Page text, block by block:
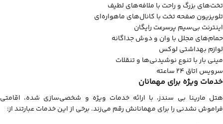
تخت‌های بزرگ و راحت با ملافه‌های لطیف
تلویزیون صفحه تخت با کانال‌های ماهواره‌ای
اینترنت بی‌سیم پرسرعت رایگان
حمام‌های مجلل با وان و دوش جداگانه
لوازم بهداشتی لوکس
مینی بار با تنوع نوشیدنی‌ها و تنقلات
سرویس اتاق 24 ساعته
خدمات ویژه برای مهمانان
هتل مارینا بی سندز، با ارائه خدمات ویژه و شخصی‌سازی شده، اقامتی
فراموش نشدنی را برای مهمانانش رقم می‌زند. برخی از این خدمات عبارتند از: